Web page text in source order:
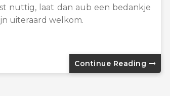
nuttig, laat dan aub een bedankje
uiteraard welkom.
Continue Reading